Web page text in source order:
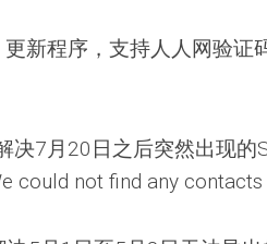
新程序，支持人人网验证
决7月20日之后突然出现
could not find any contacts